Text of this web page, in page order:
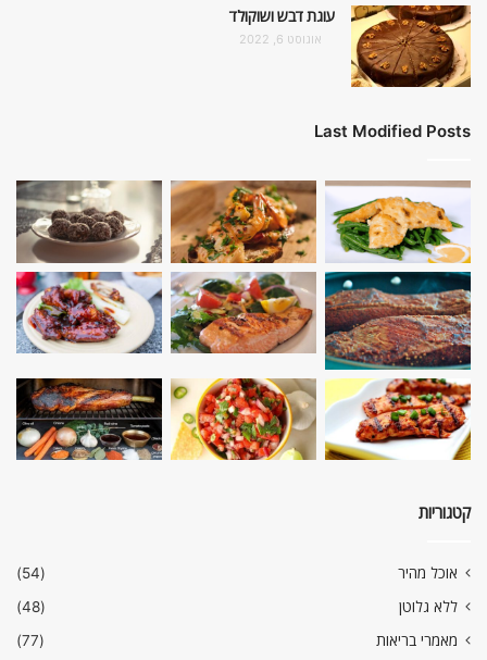
עוגת דבש ושוקולד
אוגוסט 6, 2022
Last Modified Posts
קטגוריות
אוכל מהיר
(54)
ללא גלוטן
(48)
מאמרי בריאות
(77)